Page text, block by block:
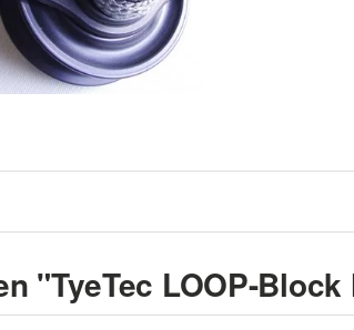
"TyeTec LOOP-